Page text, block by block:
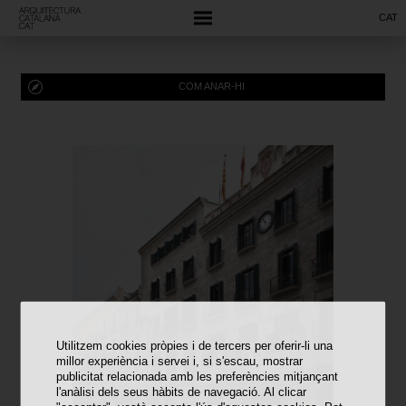
Utilitzem cookies pròpies i de tercers per oferir-li una
millor experiència i servei i, si s'escau, mostrar
publicitat relacionada amb les preferències mitjançant
l'anàlisi dels seus hàbits de navegació. Al clicar
CAT
COM ANAR-HI